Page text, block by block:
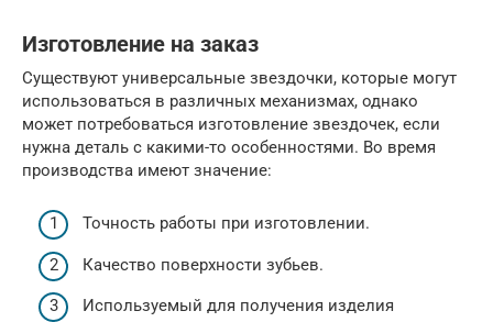
Изготовление на заказ
Существуют универсальные звездочки, которые могут
использоваться в различных механизмах, однако
может потребоваться изготовление звездочек, если
нужна деталь с какими-то особенностями. Во время
производства имеют значение:
Точность работы при изготовлении.
Качество поверхности зубьев.
Используемый для получения изделия